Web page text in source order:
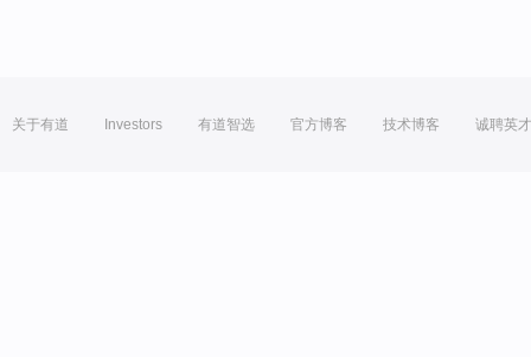
关于有道 Investors 有道智选 官方博客 技术博客 诚聘英才